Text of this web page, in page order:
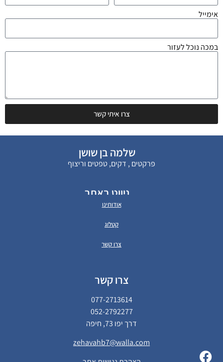
אימייל
במכה נוכל לעזור
צרו איתי קשר
שלמה בן שושן
פרקטים , דקים, טפטים וריצוף
ניווט באתר
אודותינו
קטלוג
צרו קשר
צרו קשר
077-2713614
052-2792277
דרך יפו 73, חיפה
zehavahb7@walla.com